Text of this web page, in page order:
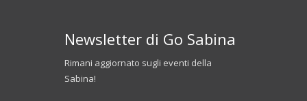
Newsletter di Go Sabina
Rimani aggiornato sugli eventi della
Sabina!